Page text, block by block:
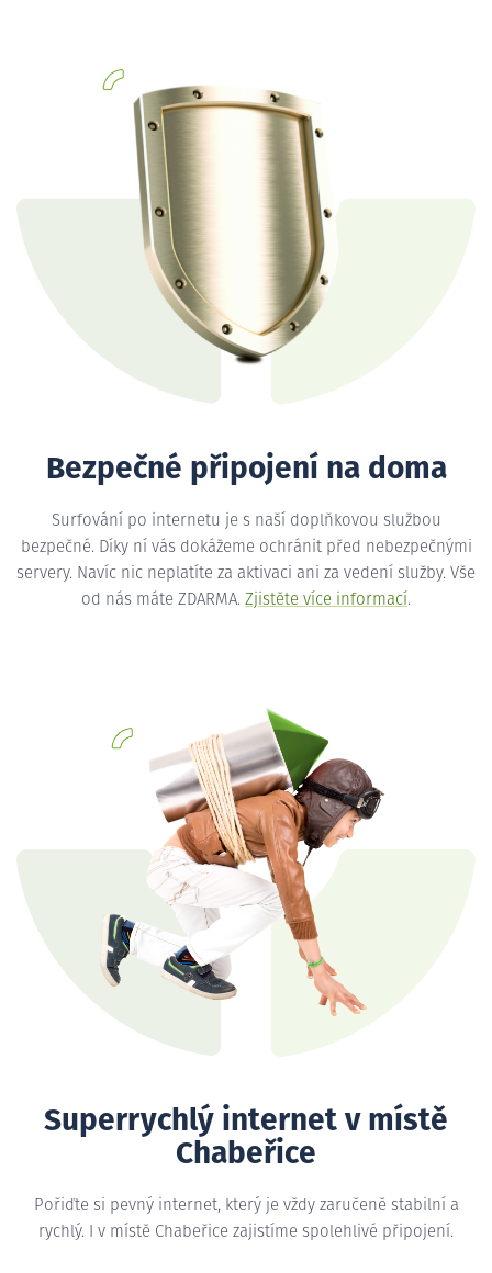
Bezpečné připojení na doma
Surfování po internetu je s naší doplňkovou službou
bezpečné. Díky ní vás dokážeme ochránit před nebezpečnými
servery. Navíc nic neplatíte za aktivaci ani za vedení služby. Vše
od nás máte ZDARMA. Zjistěte více informací.
Superrychlý internet v místě
Chabeřice
Pořiďte si pevný internet, který je vždy zaručeně stabilní a
rychlý. I v místě Chabeřice zajistíme spolehlivé připojení.